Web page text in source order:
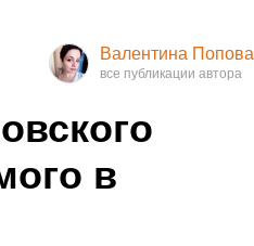
Валентина Попова
в